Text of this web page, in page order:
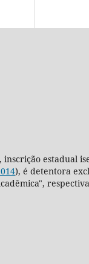
inscrição estadual
), é detentora